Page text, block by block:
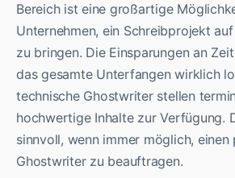
Bereich ist eine großartige
Unternehmen, ein Schreibprojekt
zu bringen. Die Einsparungen an
das gesamte Unterfangen wirklich
technische Ghostwriter stellen
hochwertige Inhalte zur Verfügung.
sinnvoll, wenn immer möglich, einen
Ghostwriter zu beauftragen.